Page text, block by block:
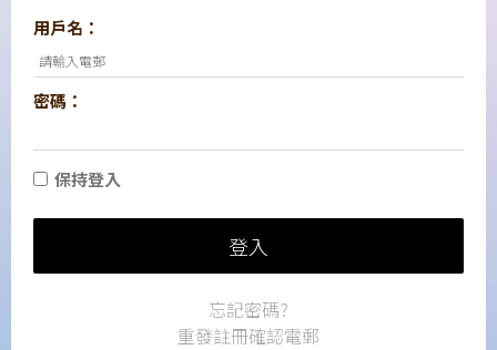
用戶名：
密碼：
保持登入
登入
忘記密碼?
重發註冊確認電郵